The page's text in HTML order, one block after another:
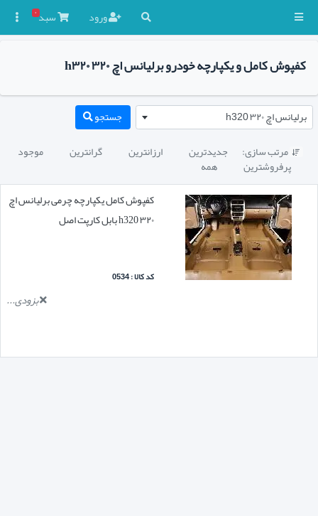
ورود سبد۰
کفپوش کامل و یکپارچه خودرو برلیانس اچ ۳۲۰ h۳۲۰
برلیانس اچ ۳۲۰ h320 جستجو
 مرتب سازی: جدیدترین ارزانترین گرانترین موجود
پرفروشترین
همه
کفپوش کامل یکپارچه چرمی برلیانس اچ
۳۲۰ h320 بابل کارپت اصل
کد کالا : 0534
بزودی...